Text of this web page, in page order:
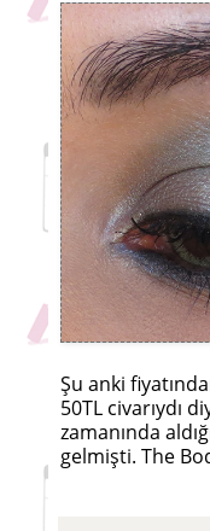
Şu anki
50TL civarıydı
zamanında
gelmişti. The